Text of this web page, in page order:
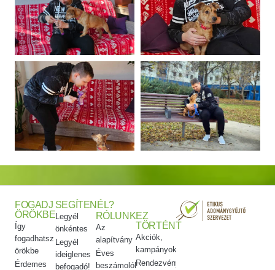
FOGADJ
ÖRÖKBE
Így
fogadhatsz
örökbe
Érdemes
SEGÍTENÉL?
Legyél
önkéntes
Legyél
ideiglenes
befogadó!
RÓLUNK
Az
alapítvány
Éves
beszámolók
EZ
TÖRTÉNT
Akciók,
kampányok
Rendezvényeink